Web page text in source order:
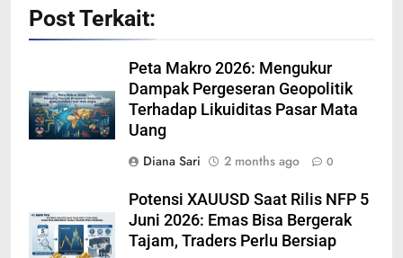
Post Terkait:
Peta Makro 2026: Mengukur
Dampak Pergeseran Geopolitik
Terhadap Likuiditas Pasar Mata
Uang
Diana Sari
2 months ago 0
Potensi XAUUSD Saat Rilis NFP 5
Juni 2026: Emas Bisa Bergerak
Tajam, Traders Perlu Bersiap